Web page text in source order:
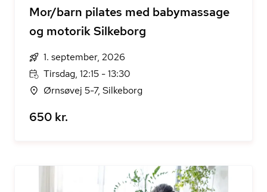
Mor/barn pilates med babymassage
og motorik Silkeborg
1. september, 2026
Tirsdag, 12:15 - 13:30
Ørnsøvej 5-7, Silkeborg
650 kr.